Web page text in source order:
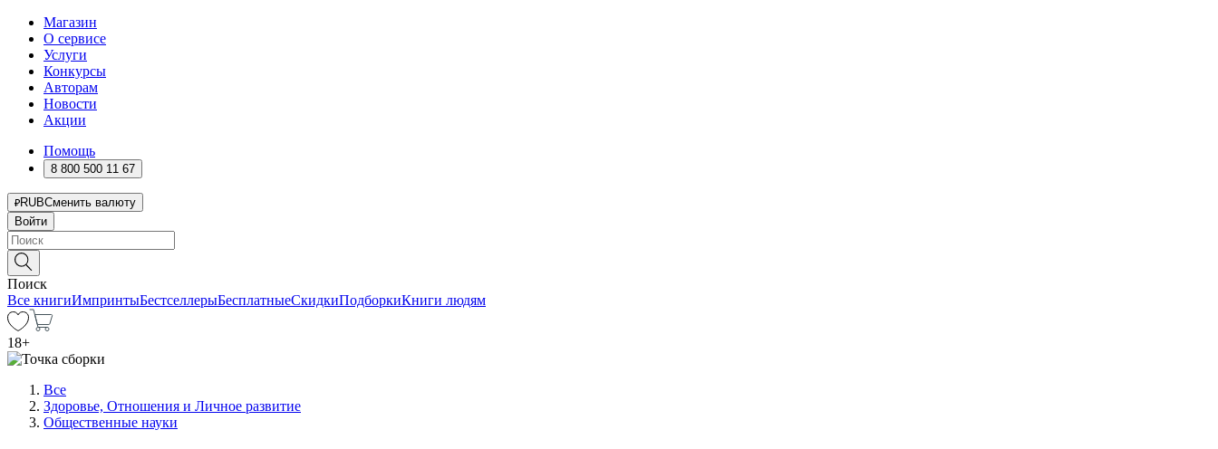
Магазин
О сервисе
Услуги
Конкурсы
Авторам
Новости
Акции
Помощь
8 800 500 11 67
RUBСменить валюту
Войти
Поиск
Все книгиИмпринтыБестселлерыБесплатныеСкидкиПодборкиКниги людям
18+
Все
Здоровье, Отношения и Личное развитие
Общественные науки